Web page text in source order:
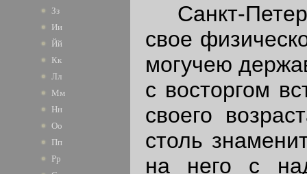
Зз
Ии
Йй
Кк
Лл
Мм
Нн
Оо
Пп
Рр
Санкт-
свое
могучею
с восторгом
своего
столь
на него с